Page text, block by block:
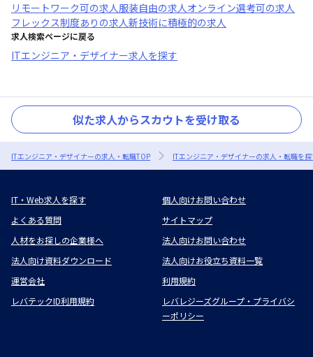
リモートワーク可の求人服装自由の求人オンライン選考可の求人
フレックス制度あり の求人新技術に積極的の求人
求人検索ページに戻る
ITエンジニア・デザイナー求人を探す
似た求人からスカウトを受け取る
ITエンジニア・デザイナーの求人・転職TOP ITエンジニア・デザイナーの求人・転職を
IT・Web求人を探す
個人向けお問い合わせ
よくある質問
サイトマップ
人材をお探しの企業様へ
法人向けお問い合わせ
法人向け資料ダウンロード
法人向けお役立ち資料一覧
運営会社
利用規約
レバテックID利用規約
レバレジーズグループ・プライバシ
ーポリシー